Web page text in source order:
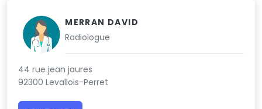
MERRAN DAVID
Radiologue
44 rue jean jaures
92300 Levallois-Perret